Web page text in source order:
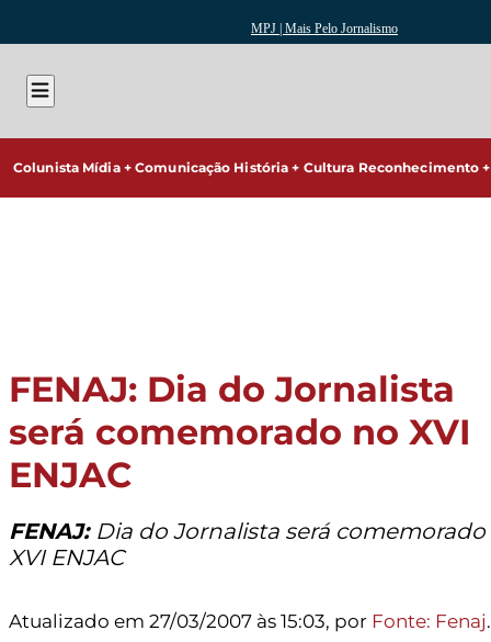
MPJ | Mais Pelo Jornalismo
Colunista Mídia + Comunicação História + Cultura Reconhecimento
FENAJ: Dia do Jornalista
será comemorado no XVI
ENJAC
FENAJ: Dia do Jornalista será
XVI ENJAC
Atualizado em 27/03/2007 às 15:03, por Fonte: Fenaj.